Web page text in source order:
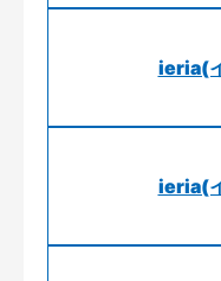
ieria(
ieria(